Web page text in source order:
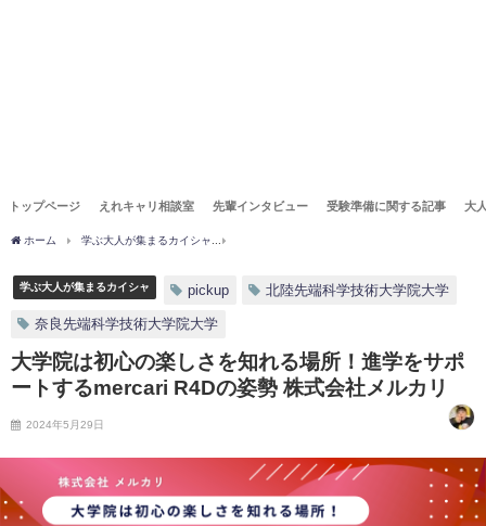
トップページ えれキャリ相談室 先輩インタビュー 受験準備に関する記事 大
ホーム 学ぶ大人が集まるカイシャ
学ぶ大人が集まるカイシャ pickup 北陸先端科学技術大学院大学
奈良先端科学技術大学院大学
大学院は初心の楽しさを知れる場所！進学をサポ
ートするmercari R4Dの姿勢 株式会社メルカリ
2024年5月29日